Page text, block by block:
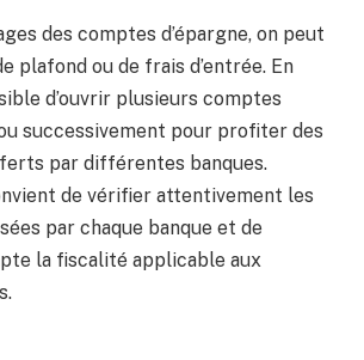
des comptes d’épargne, on peut
plafond ou de frais d’entrée. En
d’ouvrir plusieurs comptes
successivement pour profiter des
par différentes banques.
de vérifier attentivement les
par chaque banque et de
la fiscalité applicable aux